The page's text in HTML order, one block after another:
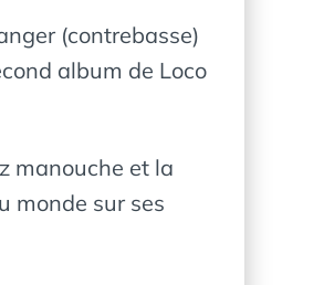
(contrebasse)
album de Loco
manouche et la
monde sur ses